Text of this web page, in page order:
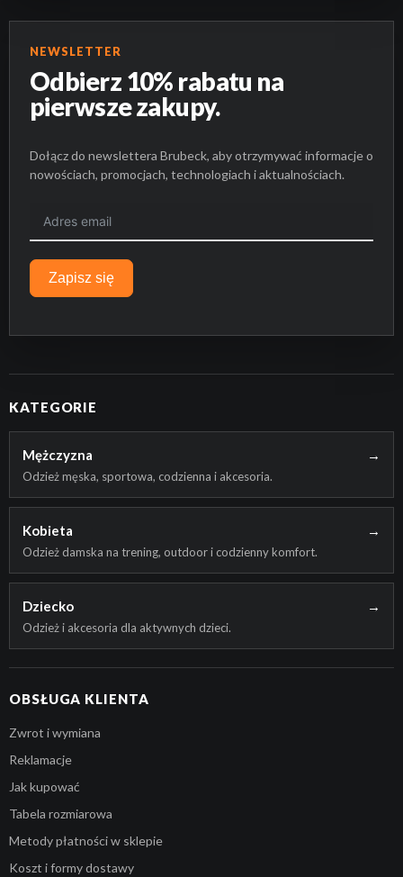
NEWSLETTER
Odbierz 10% rabatu na
pierwsze zakupy.
Dołącz do newslettera Brubeck, aby otrzymywać informacje o
nowościach, promocjach, technologiach i aktualnościach.
Zapisz się
KATEGORIE
Mężczyzna →
Odzież męska, sportowa, codzienna i akcesoria.
Kobieta →
Odzież damska na trening, outdoor i codzienny komfort.
Dziecko →
Odzież i akcesoria dla aktywnych dzieci.
OBSŁUGA KLIENTA
Zwrot i wymiana
Reklamacje
Jak kupować
Tabela rozmiarowa
Metody płatności w sklepie
Koszt i formy dostawy